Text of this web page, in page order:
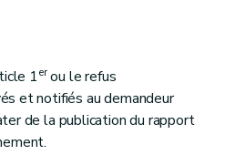
1erou le refus
et notifiés au demandeur
de la publication du rapport